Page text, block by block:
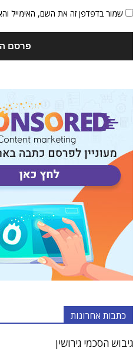
שמור בדפדפן זה את השם, האימייל
כתבות אחרונות
גיבוש הסכמי גירושין